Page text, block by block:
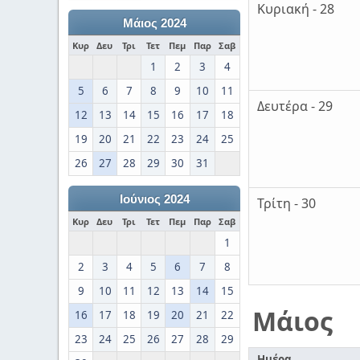
Μάιος 2024
Κυρ Δευ Τρι Τετ Πεμ Παρ Σαβ
1 2 3
4
5
6 7 8 9 10
11
12
13 14 15 16 17
18
19
20 21 22 23 24
25
26
27 28 29 30 31
Ιούνιος 2024
Κυρ Δευ Τρι Τετ Πεμ Παρ Σαβ
1
2
3 4 5 6 7
8
9
10 11 12 13 14
15
16
17 18 19 20 21
22
23
24 25 26 27 28
29
Κυριακή - 28
Δευτέρα - 29
Τρίτη - 30
Μάιος